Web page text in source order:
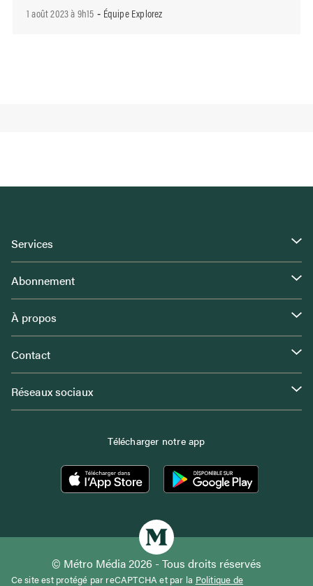
1 août 2023 à 9h15 - Équipe Explorez
Services
Abonnement
À propos
Contact
Réseaux sociaux
Télécharger notre app
© Métro Média 2026 - Tous droits réservés
Ce site est protégé par reCAPTCHA et par la Politique de